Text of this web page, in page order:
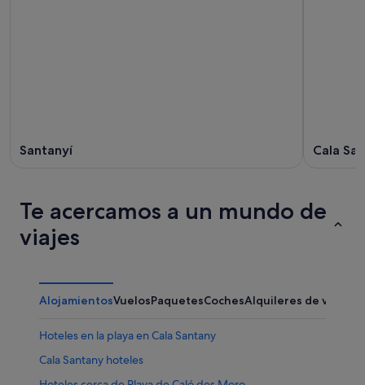
Santanyí Cala
Te acercamos a un mundo de
viajes
AlojamientosVuelosPaquetesCochesAlquileres de
Hoteles en la playa en Cala Santany
Cala Santany hoteles